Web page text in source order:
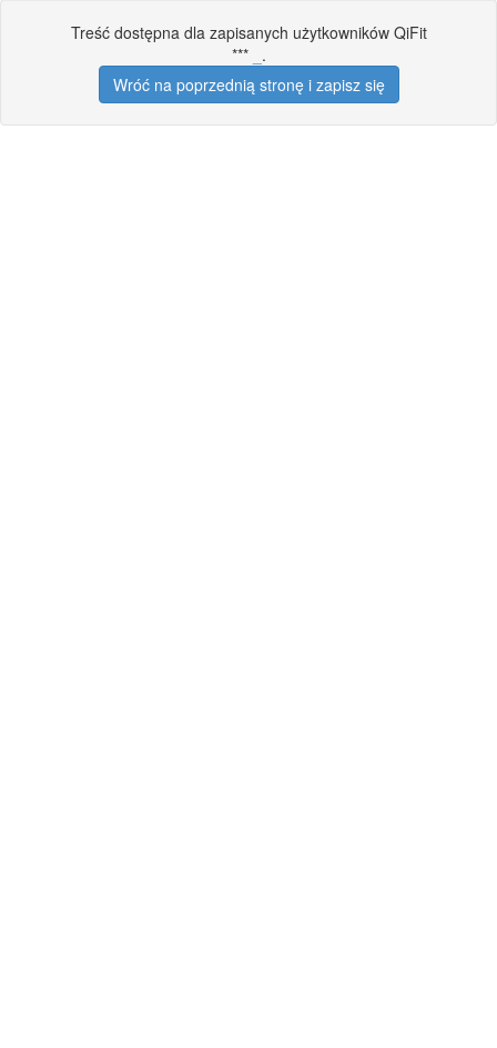
Treść dostępna dla zapisanych użytkowników QiFit
***
.
Wróć na poprzednią stronę i zapisz się